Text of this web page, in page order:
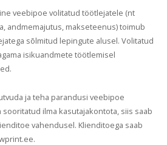
veebipoe volitatud töötlejatele (nt
andmemajutus, makseteenus) toimub
sõlmitud lepingute alusel. Volitatud
isikuandmete töötlemisel
ja teha parandusi veebipoe
ilma kasutajakontota, siis saab
vahendusel. Klienditoega saab